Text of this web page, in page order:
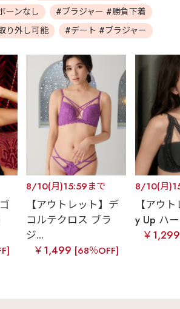
ーンなし
#ブラジャー #勝負下着
り外し可能
#デート #ブラジャー
8/10(月)15:59まで
【アウトレット】デ
コルテクロス ブラ
ジ...
￥1,499 [68％OFF]
8/10(月
【アウ
y Up ハ
￥